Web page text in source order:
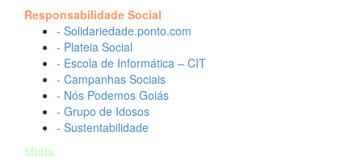
Responsabilidade Social
- Solidariedade.ponto.com
- Plateia Social
- Escola de Informática – CIT
- Campanhas Sociais
- Nós Podemos Goiás
- Grupo de Idosos
- Sustentabilidade
Mídia